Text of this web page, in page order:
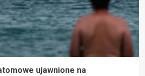
ujawnione na